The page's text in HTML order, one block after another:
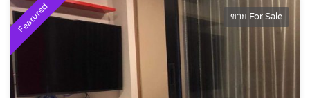
Featured ขาย For Sale